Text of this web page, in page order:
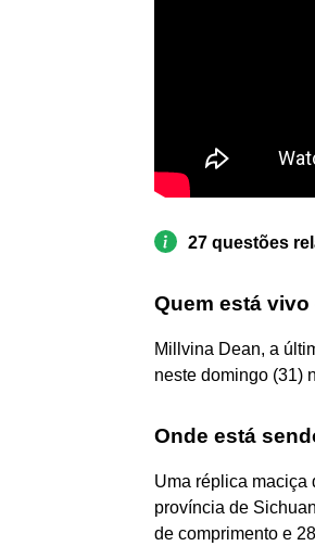
27 questões
Quem está
Millvina Dean, a
neste domingo (31)
Onde está
Uma réplica maciça
província de
de comprimento e